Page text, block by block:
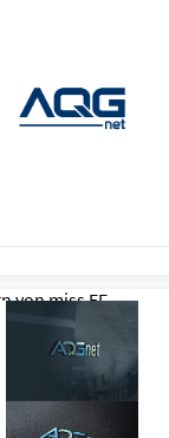
vonmiss EF